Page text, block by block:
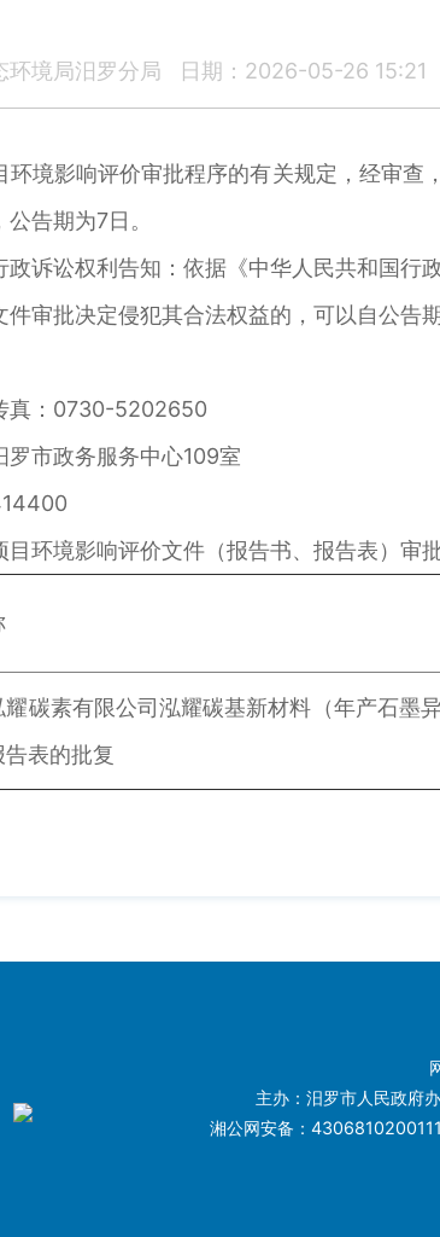
环境局汨罗分局 日期：2026-05-26 15:21
影响评价审批程序的有关规定，经审查
告期为7日。
讼权利告知：依据《中华人民共和国行
件审批决定侵犯其合法权益的，可以自公
：0730-5202650
市政务服务中心109室
境影响评价文件（报告书、报告表）审批
耀碳素有限公司泓耀碳基新材料（年产石墨
表的批复
主办：汨罗市人民政
湘公网安备：